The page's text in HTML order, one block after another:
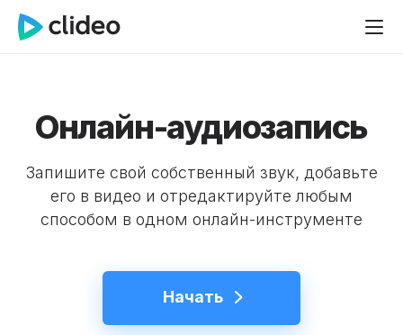
Онлайн-аудиозапись
Запишите свой собственный звук, добавьте
его в видео и отредактируйте любым
способом в одном онлайн-инструменте
Начать